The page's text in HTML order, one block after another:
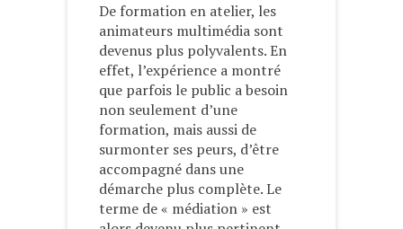
De formation en atelier, les
animateurs multimédia sont
devenus plus polyvalents. En
effet, l’expérience a montré
que parfois le public a besoin
non seulement d’une
formation, mais aussi de
surmonter ses peurs, d’être
accompagné dans une
démarche plus complète. Le
terme de « médiation » est